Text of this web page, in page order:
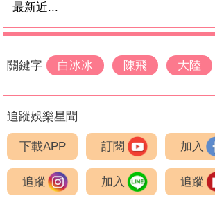
最新近...
關鍵字 白冰冰 陳飛 大陸
追蹤娛樂星聞
下載APP 訂閱 加入
追蹤 加入 追蹤